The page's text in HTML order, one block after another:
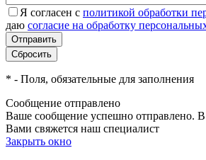
Я согласен с политикой обработки
даю согласие на обработку
* - Поля, обязательные для заполнения
Сообщение отправлено
Ваше сообщение успешно отправлено.
Вами свяжется наш специалист
Закрыть окно